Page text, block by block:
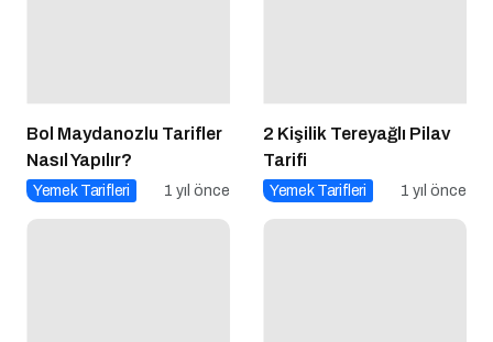
Bol Maydanozlu Tarifler
Nasıl Yapılır?
Yemek Tarifleri 1 yıl önce
2 Kişilik Tereyağlı Pilav
Tarifi
Yemek Tarifleri 1 yıl önce